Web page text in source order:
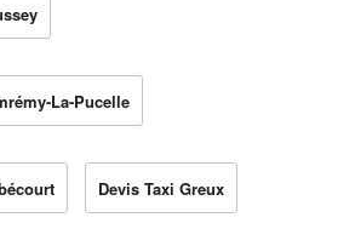
La-Pucelle
Devis Taxi Greux